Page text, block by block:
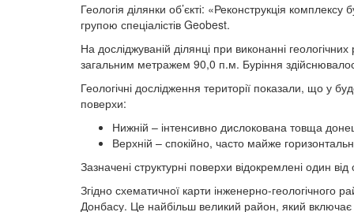
Геологія ділянки об’єкті: «Реконструкція
групою спеціалістів Geobest.
На досліджуваній ділянці при виконанні
загальним метражем 90,0 п.м. Буріння
Геологічні дослідження території показали, що у
поверхи:
Нижній – інтенсивно дислокована товща
Верхній – спокійно, часто майже
Зазначені структурні поверхи відокремлені один
Згідно схематичної карти інженерно-геологічного
Донбасу. Це найбільш великий район, який включає